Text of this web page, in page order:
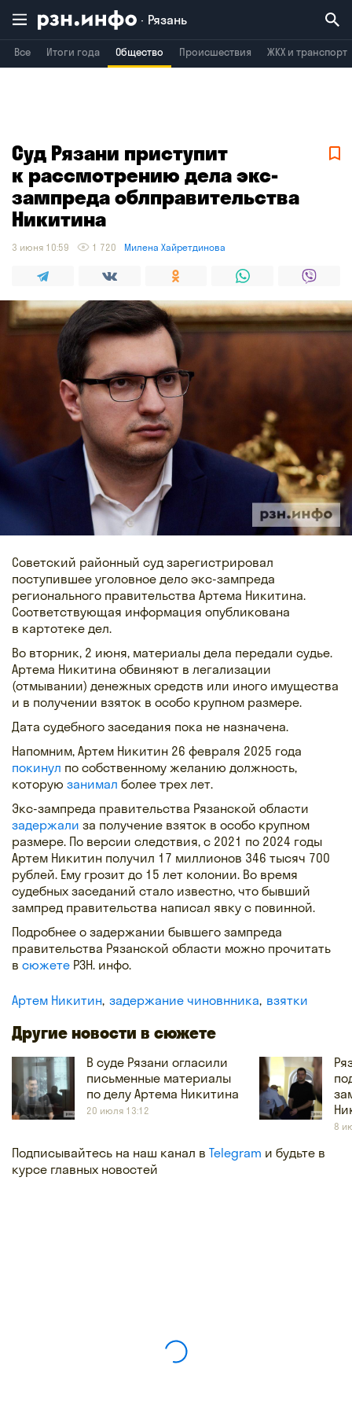
Рязань
Все Итоги года Общество Происшествия ЖКХ и транспорт
Воронеж Брянск
Суд Рязани приступит
к рассмотрению дела экс-
зампреда облправительства
Никитина
3 июня 10:59 1 720 Милена Хайретдинова
Советский районный суд зарегистрировал
поступившее уголовное дело экс-зампреда
регионального правительства Артема Никитина.
Соответствующая информация опубликована
в картотеке дел.
Во вторник, 2 июня, материалы дела передали судье.
Артема Никитина обвиняют в легализации
(отмывании) денежных средств или иного имущества
и в получении взяток в особо крупном размере.
Дата судебного заседания пока не назначена.
Напомним, Артем Никитин 26 февраля 2025 года
покинул по собственному желанию должность,
которую занимал более трех лет.
Экс-зампреда правительства Рязанской области
задержали за получение взяток в особо крупном
размере. По версии следствия, с 2021 по 2024 годы
Артем Никитин получил 17 миллионов 346 тысяч 700
рублей. Ему грозит до 15 лет колонии. Во время
судебных заседаний стало известно, что бывший
зампред правительства написал явку с повинной.
Подробнее о задержании бывшего зампреда
правительства Рязанской области можно прочитать
в сюжете РЗН. инфо.
Артем Никитин задержание чиновнника взятки
Другие новости в сюжете
В суде Рязани огласили
письменные материалы
по делу Артема Никитина
20 июля 13:12
8
Подписывайтесь на наш канал в Telegram и будьте в
курсе главных новостей